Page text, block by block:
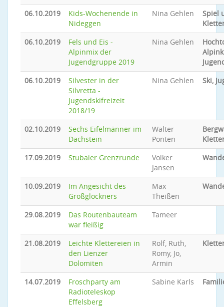
06.10.2019
Kids-Wochenende in
Nideggen
Nina Gehlen
Spiel
06.10.2019
Fels und Eis -
Alpinmix der
Jugendgruppe 2019
Nina Gehlen
06.10.2019
Silvester in der
Silvretta -
Jugendskifreizeit
2018/19
Nina Gehlen Ski,
02.10.2019
Sechs Eifelmänner im
Dachstein
Walter
Ponten
17.09.2019
Stubaier Grenzrunde
Volker
Jansen
10.09.2019
Im Angesicht des
Großglockners
Max
Theißen
29.08.2019
Das Routenbauteam
war fleißig
Tameer
21.08.2019
Leichte Klettereien in
den Lienzer
Dolomiten
Rolf, Ruth,
Romy, Jo,
Armin
14.07.2019
Froschparty am
Radioteleskop
Effelsberg
Sabine Karls